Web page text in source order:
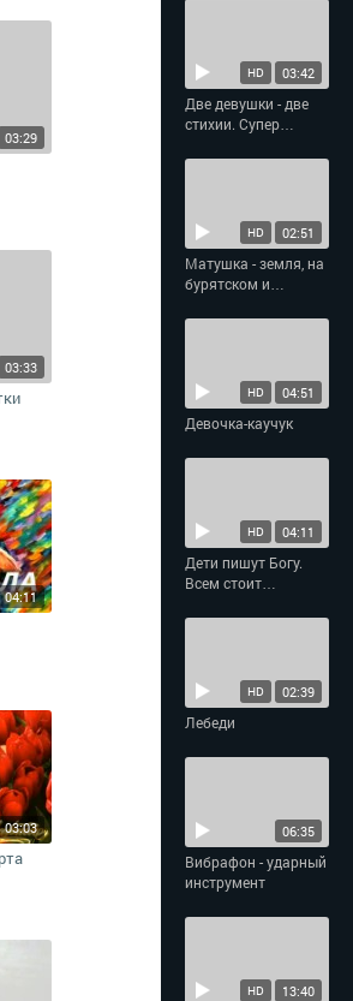
03:29
03:33
04:11
03:03
03:42
HD
Две девушки - две
стихии. Супер
02:51
HD
Матушка - земля, на
бурятском и
04:51
HD
Девочка-каучук
04:11
HD
Дети пишут Богу.
Всем стоит
02:39
HD
Лебеди
06:35
Вибрафон - ударный
инструмент
13:40
HD